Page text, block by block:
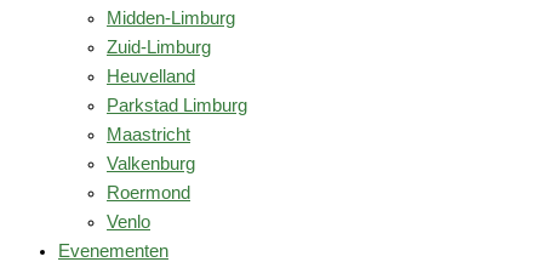
Midden-Limburg
Zuid-Limburg
Heuvelland
Parkstad Limburg
Maastricht
Valkenburg
Roermond
Venlo
Evenementen